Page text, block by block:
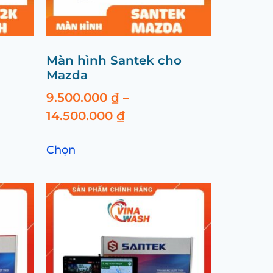
Màn hình Santek cho
Mazda
9.500.000 ₫ –
14.500.000 ₫
Chọn